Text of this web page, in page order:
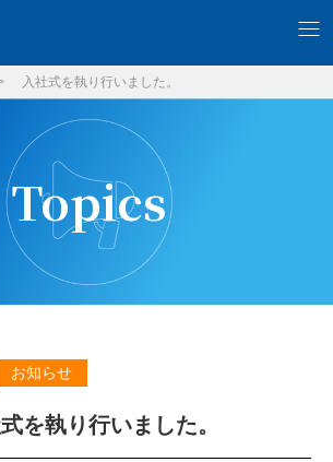
入社式を執り行いました。
Topics
お知らせ
を執り行いました。